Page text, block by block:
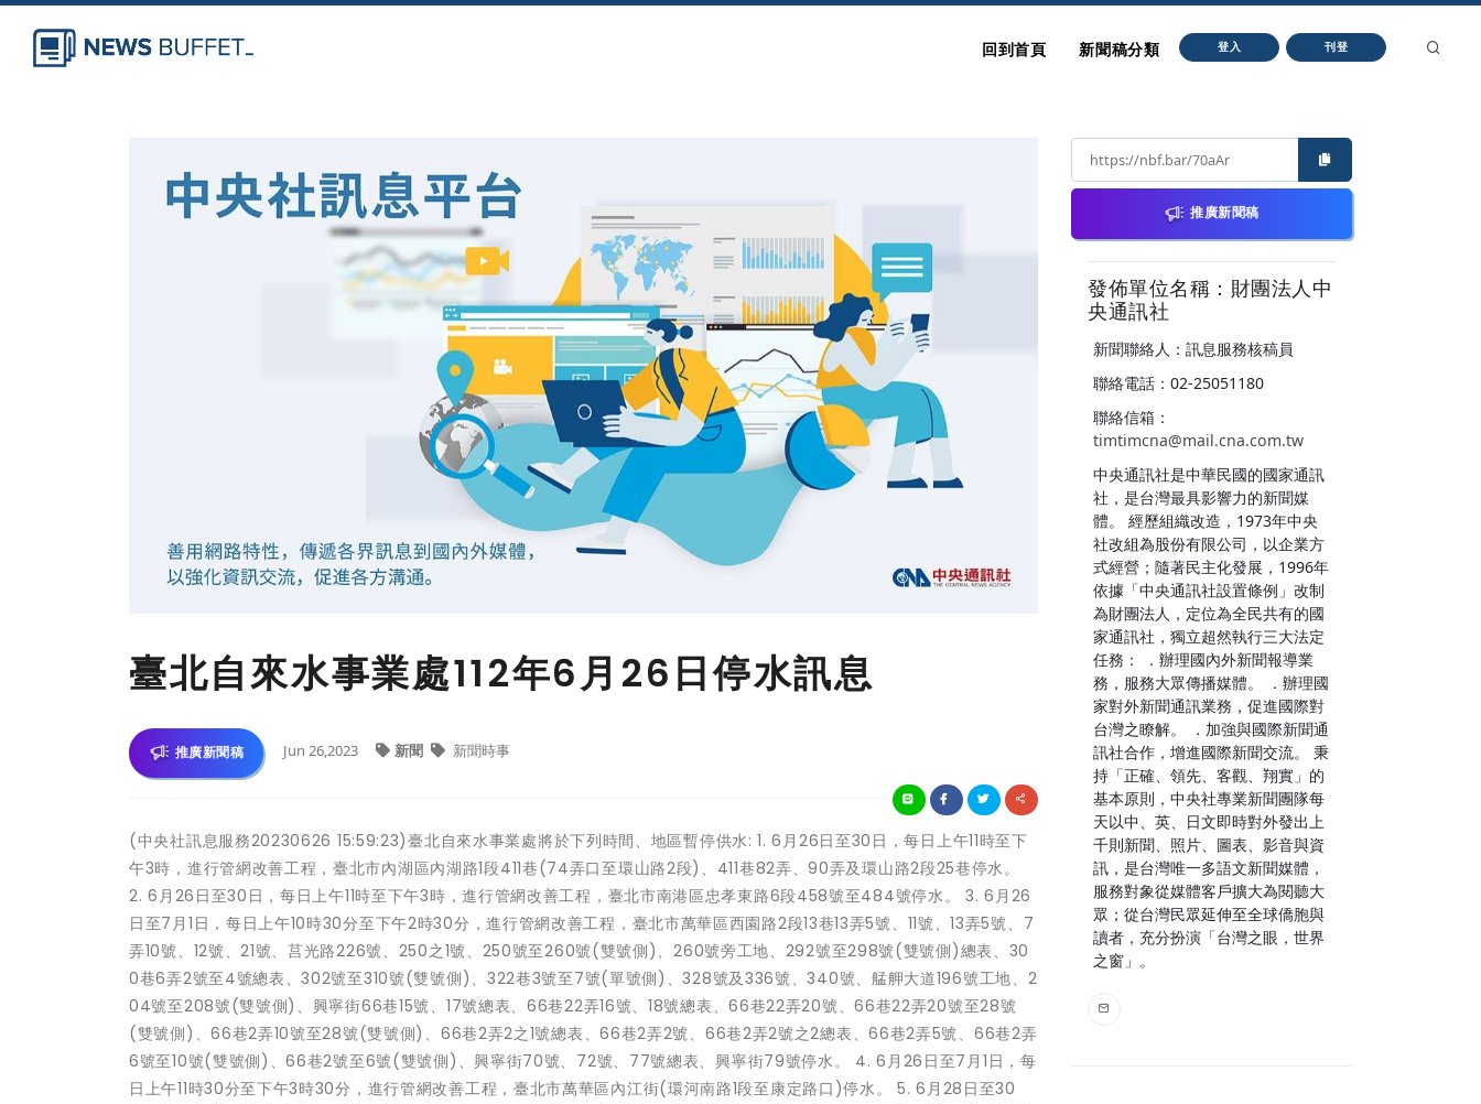
回到首頁 新聞稿分類 登入 刊登
臺北自來水事業處112年6月26日停水訊息
推廣新聞稿 Jun 26,2023 新聞 新聞時事
(中央社訊息服務20230626 15:59:23)臺北自來水事業處將於下列時間、地區暫停供水: 1. 6月26日至30日，每日上午11時至下
午3時，進行管網改善工程，臺北市內湖區內湖路1段411巷(74弄口至環山路2段)、411巷82弄、90弄及環山路2段25巷停水。
2. 6月26日至30日，每日上午11時至下午3時，進行管網改善工程，臺北市南港區忠孝東路6段458號至484號停水。 3. 6月26
日至7月1日，每日上午10時30分至下午2時30分，進行管網改善工程，臺北市萬華區西園路2段13巷13弄5號、11號、13弄5號、7
弄10號、12號、21號、莒光路226號、250之1號、250號至260號(雙號側)、260號旁工地、292號至298號(雙號側)總表、30
0巷6弄2號至4號總表、302號至310號(雙號側)、322巷3號至7號(單號側)、328號及336號、340號、艋舺大道196號工地、2
04號至208號(雙號側)、興寧街66巷15號、17號總表、66巷22弄16號、18號總表、66巷22弄20號、66巷22弄20號至28號
(雙號側)、66巷2弄10號至28號(雙號側)、66巷2弄2之1號總表、66巷2弄2號、66巷2弄2號之2總表、66巷2弄5號、66巷2弄
6號至10號(雙號側)、66巷2號至6號(雙號側)、興寧街70號、72號、77號總表、興寧街79號停水。 4. 6月26日至7月1日，每
日上午11時30分至下午3時30分，進行管網改善工程，臺北市萬華區內江街(環河南路1段至康定路口)停水。 5. 6月28日至30
推廣新聞稿
發佈單位名稱：財團法人中
央通訊社
新聞聯絡人：訊息服務核稿員
聯絡電話：02-25051180
聯絡信箱：
timtimcna@mail.cna.com.tw
中央通訊社是中華民國的國家通訊
社，是台灣最具影響力的新聞媒
體。 經歷組織改造，1973年中央
社改組為股份有限公司，以企業方
式經營；隨著民主化發展，1996年
依據「中央通訊社設置條例」改制
為財團法人，定位為全民共有的國
家通訊社，獨立超然執行三大法定
任務： ．辦理國內外新聞報導業
務，服務大眾傳播媒體。 ．辦理國
家對外新聞通訊業務，促進國際對
台灣之瞭解。 ．加強與國際新聞通
訊社合作，增進國際新聞交流。 秉
持「正確、領先、客觀、翔實」的
基本原則，中央社專業新聞團隊每
天以中、英、日文即時對外發出上
千則新聞、照片、圖表、影音與資
訊，是台灣唯一多語文新聞媒體，
服務對象從媒體客戶擴大為閱聽大
眾；從台灣民眾延伸至全球僑胞與
讀者，充分扮演「台灣之眼，世界
之窗」。